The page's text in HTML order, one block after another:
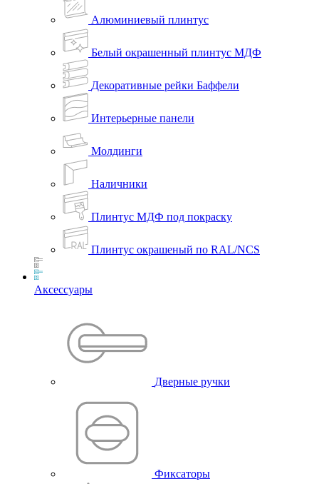
Алюминиевый плинтус
Белый окрашенный плинтус МДФ
Декоративные рейки Баффели
Интерьерные панели
Молдинги
Наличники
Плинтус МДФ под покраску
Плинтус окрашеный по RAL/NCS
Аксессуары
Дверные ручки
Фиксаторы